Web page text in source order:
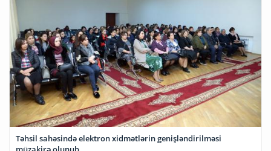
Təhsil sahəsində elektron xidmətlərin genişləndirilməsi